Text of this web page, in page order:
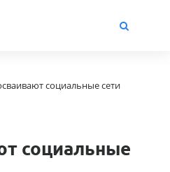
социальные сети
социальные